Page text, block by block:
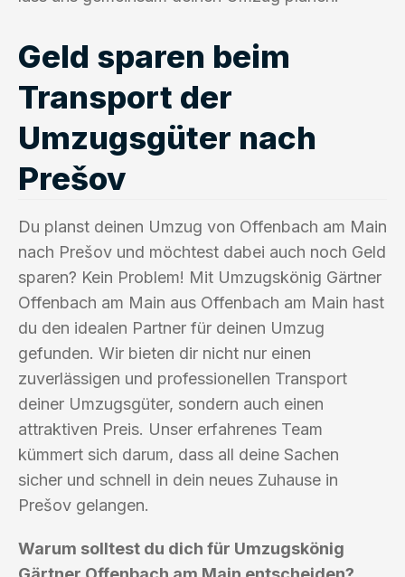
Geld sparen beim
Transport der
Umzugsgüter nach
Prešov
Du planst deinen Umzug von Offenbach am Main
nach Prešov und möchtest dabei auch noch Geld
sparen? Kein Problem! Mit Umzugskönig Gärtner
Offenbach am Main aus Offenbach am Main hast
du den idealen Partner für deinen Umzug
gefunden. Wir bieten dir nicht nur einen
zuverlässigen und professionellen Transport
deiner Umzugsgüter, sondern auch einen
attraktiven Preis. Unser erfahrenes Team
kümmert sich darum, dass all deine Sachen
sicher und schnell in dein neues Zuhause in
Prešov gelangen.
Warum solltest du dich für Umzugskönig